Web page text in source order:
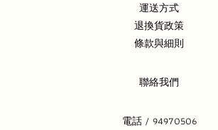
運送方式
退換貨政策
條款與細則
聯絡我們
電話 / 94970506